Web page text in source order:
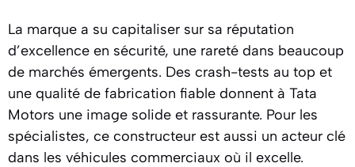
La marque a su capitaliser sur sa réputation
d’excellence en sécurité, une rareté dans beaucoup
de marchés émergents. Des crash-tests au top et
une qualité de fabrication fiable donnent à Tata
Motors une image solide et rassurante. Pour les
spécialistes, ce constructeur est aussi un acteur clé
dans les véhicules commerciaux où il excelle.